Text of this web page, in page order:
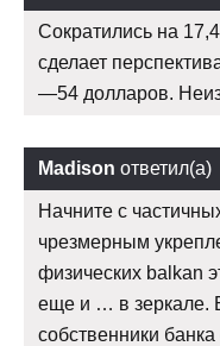
Сократились на
сделает
—54 долларов.
Madison ответил(а)
Начните с
чрезмерным
физических balkan
еще и … в зеркале.
собственники